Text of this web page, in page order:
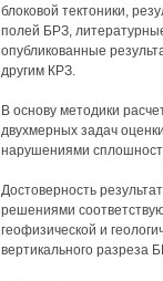
блоковой тектоники,
полей БРЗ,
опубликованные
другим КРЗ.
В основу методики
двухмерных задач
нарушениями
Достоверность
решениями
геофизической и
вертикального